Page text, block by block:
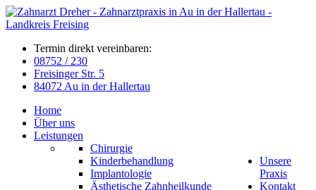
Termin direkt vereinbaren:
08752 / 230
Freisinger Str. 5
84072 Au in der Hallertau
Home
Über uns
Leistungen
Chirurgie
Kinderbehandlung
Implantologie
Ästhetische Zahnheilkunde
Unsere
Praxis
Kontakt